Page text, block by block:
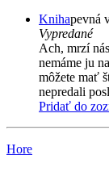
Knihapevná
Vypredané
Ach, mrzí
nemáme ju
môžete mať
nepredali
Pridať do
Hore